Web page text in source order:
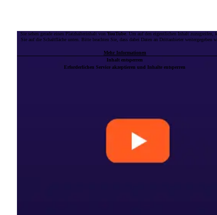
Sie sehen gerade einen Platzhalterinhalt von YouTube . Um auf den eigentlichen Inhalt zuzugreifen,
Sie auf die Schaltfläche unten. Bitte beachten Sie, dass dabei Daten an Drittanbieter weitergegeben
Mehr Informationen
Inhalt entsperren
Erforderlichen Service akzeptieren und Inhalte entsperren